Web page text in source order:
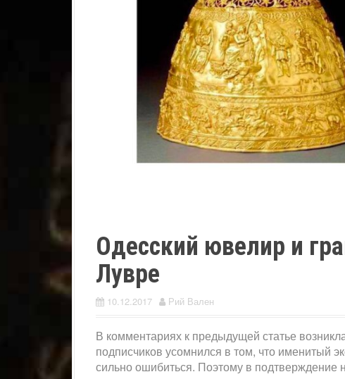
Одесский ювелир и
Лувре
10.12.2017 Рий Вален
В комментариях к предыдущей статье
подписчиков усомнился в том, что именитый
сильно ошибиться. Поэтому в подтверждение